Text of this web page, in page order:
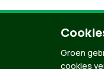
Groen
cookies